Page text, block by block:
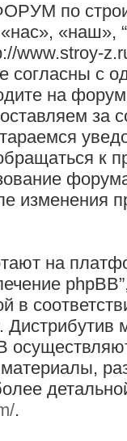
по
«наш»,
www.stroy-
согласны с
на
за
к
на
в
Дистрибутив
материалы,
.